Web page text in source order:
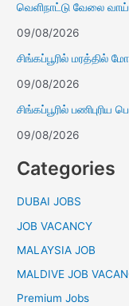
வெளிநாட்டு வேலை
09/08/2026
சிங்கப்பூரில் மரத்தில்
09/08/2026
சிங்கப்பூரில்
09/08/2026
Categories
DUBAI JOBS
JOB VACANCY
MALAYSIA JOB
MALDIVE JOB
Premium Jobs